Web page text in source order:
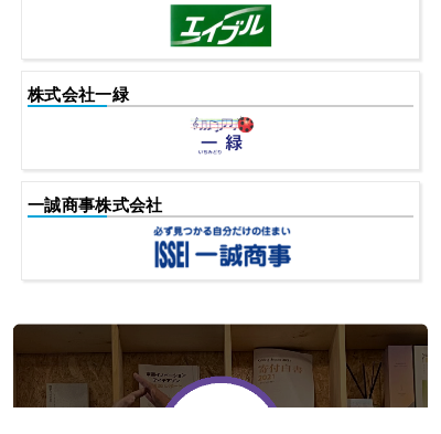
株式会社一緑
一誠商事株式会社